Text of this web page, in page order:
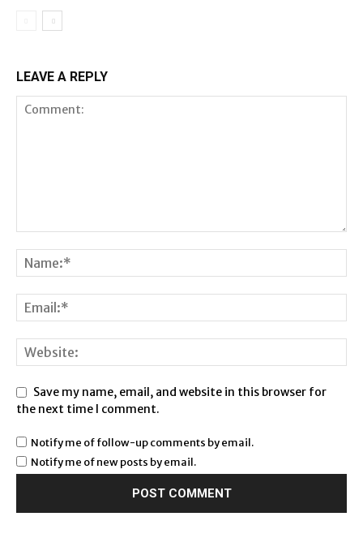
LEAVE A REPLY
Save my name, email, and website in this browser for
the next time I comment.
Notify me of follow-up comments by email.
Notify me of new posts by email.